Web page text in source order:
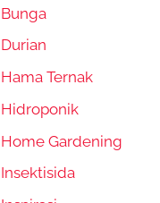
Bunga
Durian
Hama Ternak
Hidroponik
Home Gardening
Insektisida